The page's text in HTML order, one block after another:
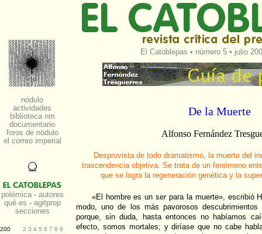
El Catoblepas • número 5 • julio
De la Muerte
Alfonso Fernández
Desprovista de todo dramatismo, la muerte del
trascendencia objetiva. Se trata de un fenómeno
que se logra la regeneración genética y la
«El hombre es un ser para la muerte», escribió
modo, uno de los más pavorosos
porque, sin duda, hasta entonces no habíamos
efecto, somos mortales; y diríase que no cabe